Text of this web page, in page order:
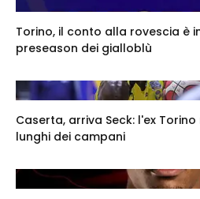
Torino, il conto alla rovescia è
preseason dei gialloblù
Caserta, arriva Seck: l'ex
lunghi dei campani